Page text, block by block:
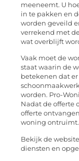
meeneemt. U
in te pakken en
worden geveild
verrekend met
wat overblijft
Vaak moet de
staat waarin de
betekenen dat
worden. Pro-
Nadat de offerte
offerte
woning ontruimt.
Bekijk de
diensten en